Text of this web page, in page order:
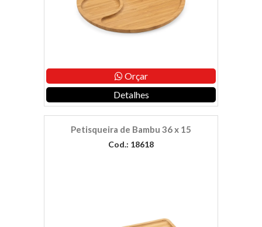
Orçar
Detalhes
Petisqueira de Bambu 36 x 15
Cod.: 18618